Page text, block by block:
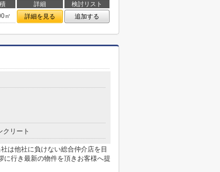
詳細
検討リスト
㎡ 詳細を見る 追加する
クリート
は他社に負けない総合仲介店を目
に行き最新の物件を頂きお客様へ提